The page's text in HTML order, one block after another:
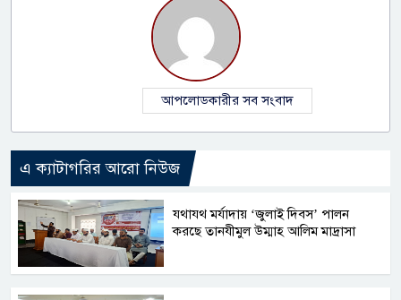
আপলোডকারীর সব সংবাদ
এ ক্যাটাগরির আরো নিউজ
যথাযথ মর্যাদায় ‘জুলাই দিবস’ পালন
করছে তানযীমুল উম্মাহ আলিম মাদ্রাসা